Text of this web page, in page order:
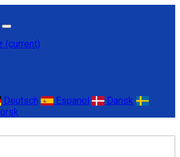
(current)
Deutsch Espanol
Dansk